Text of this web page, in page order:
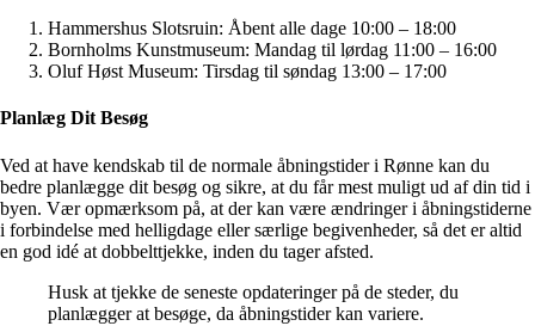
Hammershus Slotsruin: Åbent alle dage 10:00 – 18:00
Bornholms Kunstmuseum: Mandag til lørdag 11:00 – 16:00
Oluf Høst Museum: Tirsdag til søndag 13:00 – 17:00
Planlæg Dit Besøg
Ved at have kendskab til de normale åbningstider i Rønne kan du
bedre planlægge dit besøg og sikre, at du får mest muligt ud af din tid i
byen. Vær opmærksom på, at der kan være ændringer i åbningstiderne
i forbindelse med helligdage eller særlige begivenheder, så det er altid
en god idé at dobbelttjekke, inden du tager afsted.
Husk at tjekke de seneste opdateringer på de steder, du
planlægger at besøge, da åbningstider kan variere.